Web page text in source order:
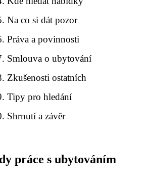
Na co si dát pozor
Práva a povinnosti
Smlouva o ubytování
Zkušenosti ostatních
Tipy pro hledání
Shrnutí a závěr
práce s ubytováním